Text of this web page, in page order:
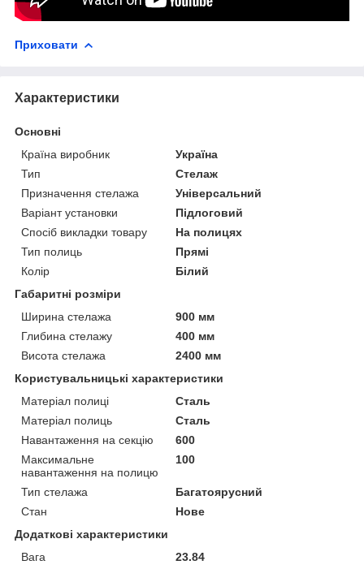
Приховати
Характеристики
Основні
Країна виробник
Україна
Тип
Стелаж
Призначення стелажа
Універсальний
Варіант установки
Підлоговий
Спосіб викладки товару
На полицях
Тип полиць
Прямі
Колір
Білий
Габаритні розміри
Ширина стелажа
900 мм
Глибина стелажу
400 мм
Висота стелажа
2400 мм
Користувальницькі характеристики
Матеріал полиці
Сталь
Матеріал полиць
Сталь
Навантаження на секцію
600
Максимальне
навантаження на полицю
100
Тип стелажа
Багатоярусний
Стан
Нове
Додаткові характеристики
Вага
23.84